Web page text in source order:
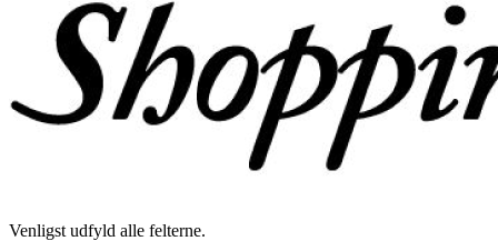
Venligst udfyld alle felterne.